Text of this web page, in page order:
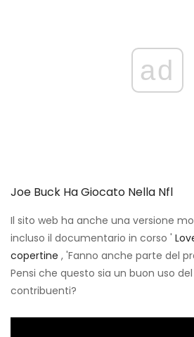
ad
Joe Buck Ha Giocato Nella Nfl
Il sito web ha anche una versione
incluso il documentario in corso '
copertine , 'Fanno anche parte del
Pensi che questo sia un buon uso
contribuenti?